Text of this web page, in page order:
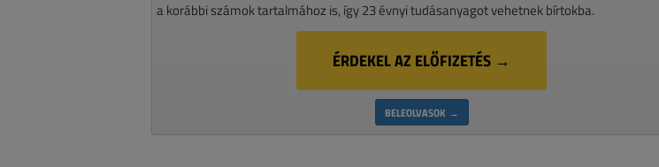
a korábbi számok tartalmához is, így 23 évnyi tudásanyagot vehetnek bírtokba.
ÉRDEKEL AZ ELŐFIZETÉS →
BELEOLVASOK →